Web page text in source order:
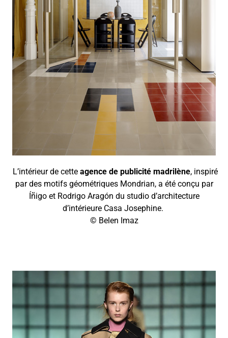
L’intérieur de cette agence de publicité madrilène, inspiré
par des motifs géométriques Mondrian, a été conçu par
Íñigo et Rodrigo Aragón du studio d’architecture
d’intérieure Casa Josephine.
© Belen Imaz